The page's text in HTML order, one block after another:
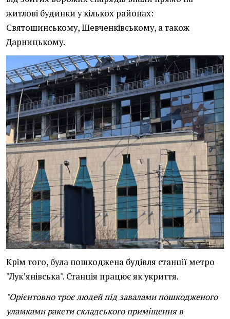
житлові будинки у кількох районах:
Святошинському, Шевченківському, а також
Дарницькому.
Крім того, була пошкоджена будівля станції метро
"Лукʼянівська". Станція працює як укриття.
"Орієнтовно троє людей під завалами пошкодженого
уламками ракети складського приміщення в